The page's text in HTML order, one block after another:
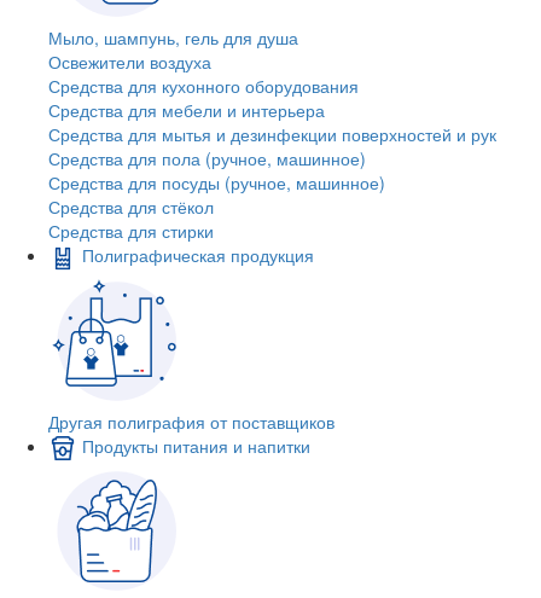
Мыло, шампунь, гель для душа
Освежители воздуха
Средства для кухонного оборудования
Средства для мебели и интерьера
Средства для мытья и дезинфекции поверхностей и рук
Средства для пола (ручное, машинное)
Средства для посуды (ручное, машинное)
Средства для стёкол
Средства для стирки
Полиграфическая продукция
Другая полиграфия от поставщиков
Продукты питания и напитки